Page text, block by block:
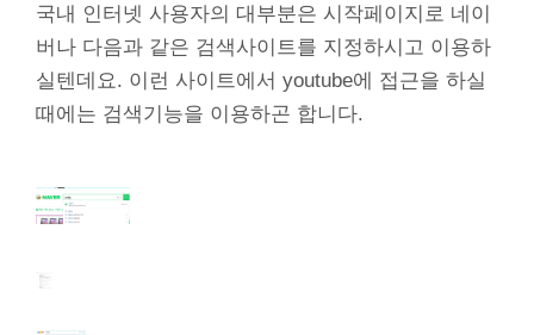
국내 인터넷 사용자의 대부분은 시작페이지로 네이
버나 다음과 같은 검색사이트를 지정하시고 이용하
실텐데요. 이런 사이트에서 youtube에 접근을 하실
때에는 검색기능을 이용하곤 합니다.